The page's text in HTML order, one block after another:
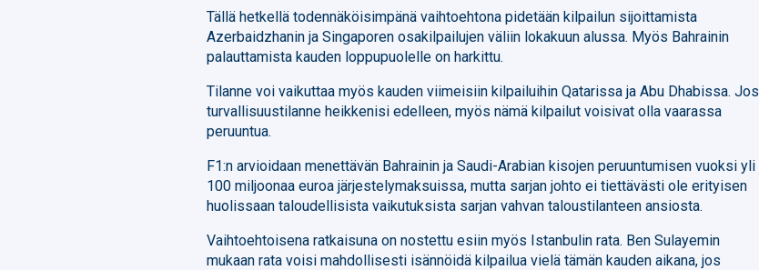
Tällä hetkellä todennäköisimpänä vaihtoehtona pidetään kilpailun sijoittamista
Azerbaidzhanin ja Singaporen osakilpailujen väliin lokakuun alussa. Myös Bahrainin
palauttamista kauden loppupuolelle on harkittu.
Tilanne voi vaikuttaa myös kauden viimeisiin kilpailuihin Qatarissa ja Abu Dhabissa. Jos
turvallisuustilanne heikkenisi edelleen, myös nämä kilpailut voisivat olla vaarassa
peruuntua.
F1:n arvioidaan menettävän Bahrainin ja Saudi-Arabian kisojen peruuntumisen vuoksi yli
100 miljoonaa euroa järjestelymaksuissa, mutta sarjan johto ei tiettävästi ole erityisen
huolissaan taloudellisista vaikutuksista sarjan vahvan taloustilanteen ansiosta.
Vaihtoehtoisena ratkaisuna on nostettu esiin myös Istanbulin rata. Ben Sulayemin
mukaan rata voisi mahdollisesti isännöidä kilpailua vielä tämän kauden aikana, jos